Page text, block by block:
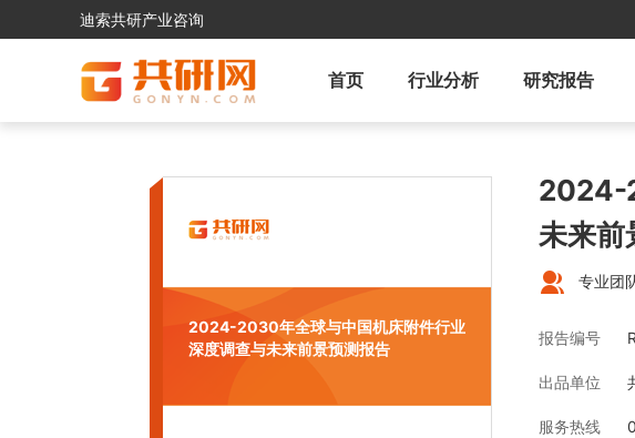
迪索共研产业咨询
首页 行业分析 研究报告
2024-2030年全球与中国机床附件行业
深度调查与未来前景预测报告
2024-
未来前
专业团
报告编号
出品单位
服务热线